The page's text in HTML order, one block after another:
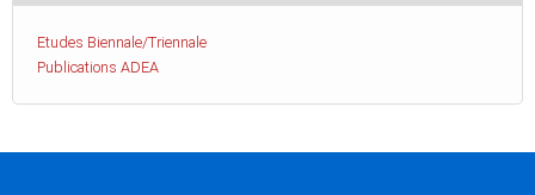
Etudes Biennale/Triennale
Publications ADEA